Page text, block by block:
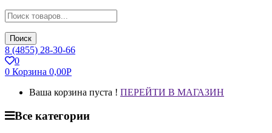
Поиск
8 (4855) 28-30-66
0
0 Корзина 0,00Р
Ваша корзина пуста ! ПЕРЕЙТИ В МАГАЗИН
Все категории